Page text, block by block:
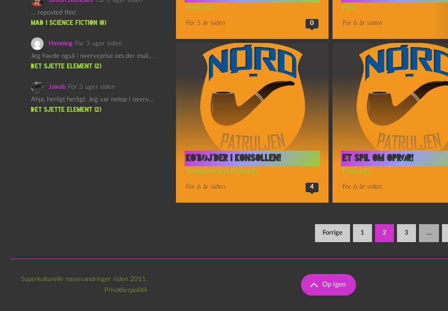
Podcasts
For 5 år siden 0
Film
For 6 år siden
Ko’bøj’der i konsollen!
Computerspil , Podcasts
For 6 år siden 4
Et spil om oprør!
Podcasts
For 6 år siden
Forrige 1 2 3 …
… reposted this!
mad i science fiction (0)
Henning For 3 uger siden
Jeg havde også i overvejelse om der muligvis kunne være…
det sjette element (2)
Jakob For 3 uger siden
Ahja, herligt herligt. Jeg var netop I overvejelser om at…
det sjette element (2)
Superkulturelle mosevandringer siden 2011.
Privatlivspolitik
Op igen